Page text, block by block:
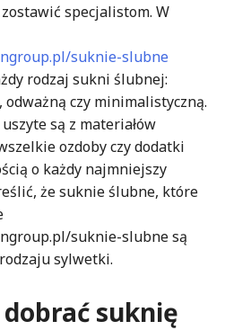
specjalistom. W
suknie-slubne
rodzaj sukni ślubnej:
czy minimalistyczną.
są z materiałów
ozdoby czy dodatki
o każdy najmniejszy
że suknie ślubne, które
suknie-slubne są
sylwetki.
dobrać suknię